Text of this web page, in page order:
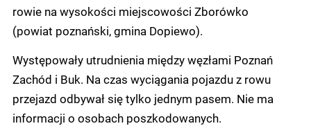
rowie na wysokości miejscowości Zborówko
(powiat poznański, gmina Dopiewo).
Występowały utrudnienia między węzłami Poznań
Zachód i Buk. Na czas wyciągania pojazdu z rowu
przejazd odbywał się tylko jednym pasem. Nie ma
informacji o osobach poszkodowanych.